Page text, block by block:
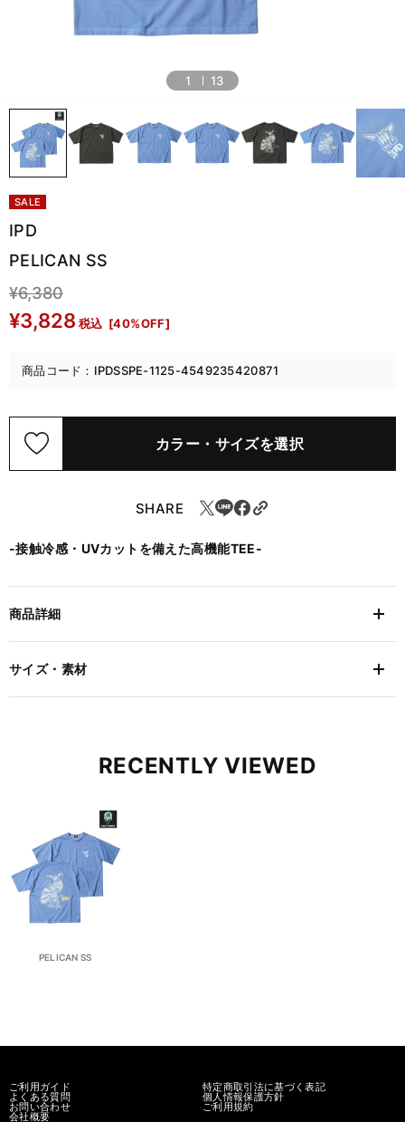
1 13
SALE
IPD
PELICAN SS
¥6,380
¥3,828 税込 [40%OFF]
商品コード：IPDSSPE-1125-4549235420871
カラー・サイズを選択
SHARE
-接触冷感・UVカットを備えた高機能TEE-
商品詳細
サイズ・素材
RECENTLY VIEWED
PELICAN SS
ご利用ガイド
よくある質問
お問い合わせ
会社概要
特定商取引法に基づく表記
個人情報保護方針
ご利用規約